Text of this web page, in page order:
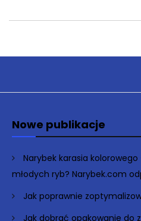
Nowe publikacje
Narybek karasia
młodych ryb? Narybek.com
Jak poprawnie
Jak dobrać opakowanie do